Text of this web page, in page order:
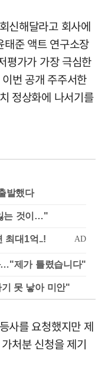
신해달라고 회사에
준 액트 연구소장
평가가 가장 극심한
번 공개 주주서한
정상화에 나서기를
발했다
는 것이…"
…"제가 틀렸습니다"
못 낳아 미안"
사를 요청했지만 제
처분 신청을 제기